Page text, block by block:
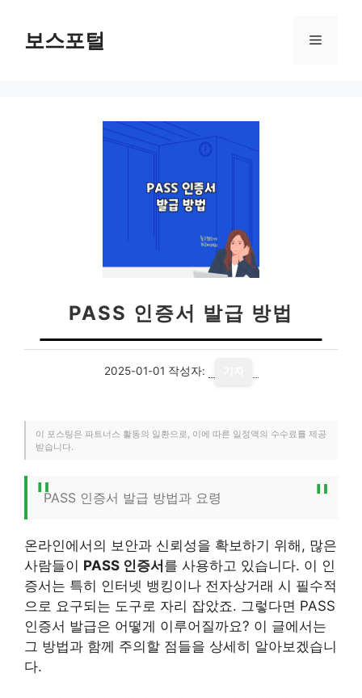
보스포털 메
PASS 인증서 발급 방법
2025-01-01 작성자:
이 포스팅은 파트너스 활동의 일환으로, 이에 따른 일정액의 수수료를 제공
받습니다.
PASS 인증서 발급 방법과 요령
온라인에서의 보안과 신뢰성을 확보하기 위해, 많은
사람들이 PASS 인증서 를 사용하고 있습니다. 이 인
증서는 특히 인터넷 뱅킹이나 전자상거래 시 필수적
으로 요구되는 도구로 자리 잡았죠. 그렇다면 PASS
인증서 발급은 어떻게 이루어질까요? 이 글에서는
그 방법과 함께 주의할 점들을 상세히 알아보겠습니
다.